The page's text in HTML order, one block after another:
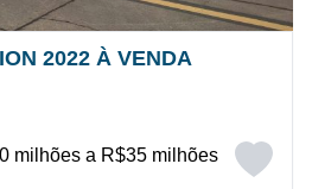
2022 À VENDA
milhões a R$35 milhões